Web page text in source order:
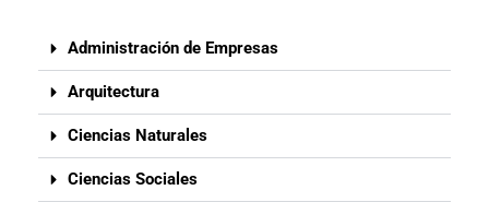
Administración de Empresas
Arquitectura
Ciencias Naturales
Ciencias Sociales